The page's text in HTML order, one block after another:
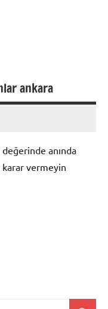
ankara
değerinde anında
vermeyin